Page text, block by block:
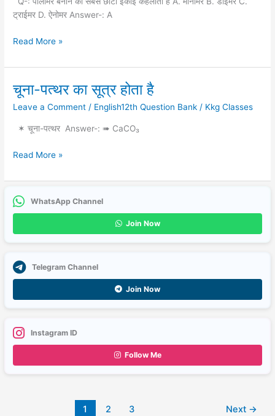
ट्राईमर D. ऐनोमर Answer-: A
छोटी
कहलीती
Read More »
चूना-पत्थर का सूत्र होता है
Leave a Comment / English12th Question Bank / Kkg Classes
✶ चूना-पत्थर Answer-: ➠ CaCO₃
चूना-
पत्थर का
सूत्र
होता
Read More »
WhatsApp Channel
Join Now
Telegram Channel
Join Now
Instagram ID
Follow Me
1 2 3 Next →